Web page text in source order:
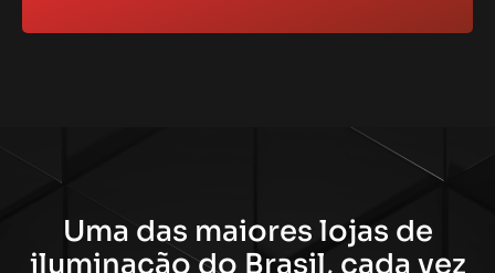
Uma das maiores lojas de
iluminação do Brasil, cada vez